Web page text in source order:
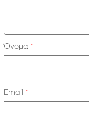
Όνομα *
Email *